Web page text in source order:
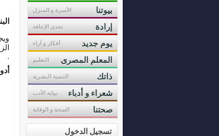
.
بيوتنا الأسرة و المنزل
إرادة تحدى الإعاقة
يوم جديد أفكار و آراء
المعلم المصرى التعليم
ذاتك التنمية البشرية
شعراء و أدباء بوابة الأدب
صحتنا الصحة و الوقاية
تسجيل الدخول